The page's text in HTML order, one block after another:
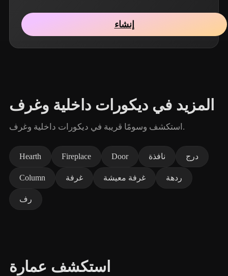
إنشاء
المزيد في ديكورات داخلية وغرف
استكشف وسومًا قريبة في ديكورات داخلية وغرف.
Hearth Fireplace Door نافذة درج
Column غرفة غرفة معيشة ردهة
رف
استكشف عمارة